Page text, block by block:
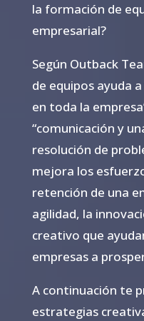
la formación de
empresarial?
Según Outback
de equipos ayuda
en toda la
“comunicación y
resolución de
mejora los
retención de una
agilidad, la
creativo que
empresas a
A continuación te
estrategias